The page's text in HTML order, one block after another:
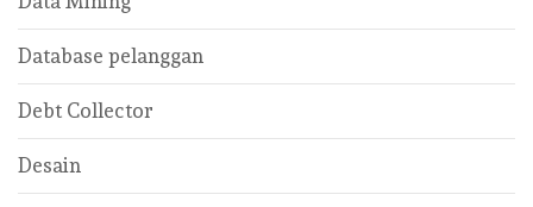
Database pelanggan
Debt Collector
Desain